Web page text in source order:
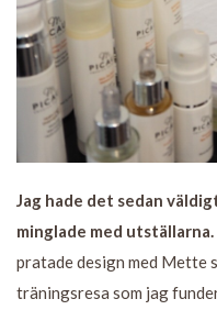
Jag hade det sedan
minglade med utställarna.
pratade design med Mette
träningsresa som jag